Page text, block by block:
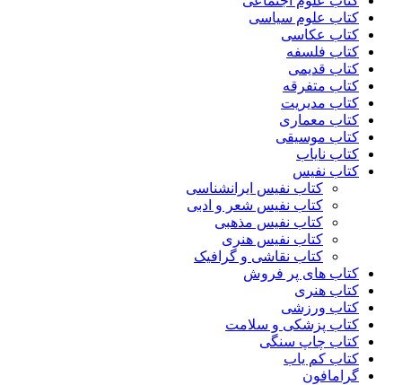
کتاب علوم سیاسی
کتاب عکاسی
کتاب فلسفه
کتاب قدیمی
کتاب متفرقه
کتاب مدیریت
کتاب معماری
کتاب موسیقی
کتاب نایاب
کتاب نفیس
کتاب نفیس ایرانشناسی
کتاب نفیس شعر و ادبی
کتاب نفیس مذهبی
کتاب نفیس هنری
کتاب نقاشی و گرافیک
کتاب های پر فروش
کتاب هنری
کتاب ورزشی
کتاب پزشکی و سلامت
کتاب چاپ سنگی
کتاب کم یاب
گرامافون